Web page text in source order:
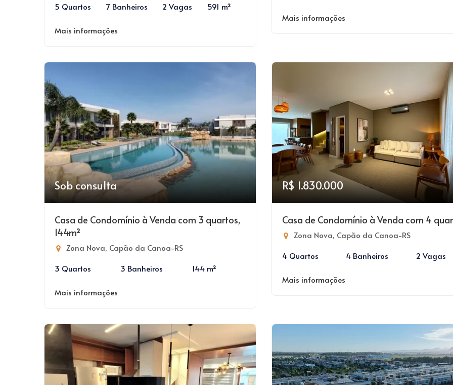
5 Quartos
7 Banheiros 2 Vagas 591 m²
Mais informações
Mais informações
Sob consulta
Casa de Condomínio à Venda com 3 quartos,
144m²
Zona Nova, Capão da Canoa-RS
3 Quartos
3 Banheiros 144 m²
Mais informações
R$ 1.830.000
Casa de Condomínio à Venda com 4
Zona Nova, Capão da Canoa-RS
4 Quartos
4 Banheiros 2 Vagas
Mais informações